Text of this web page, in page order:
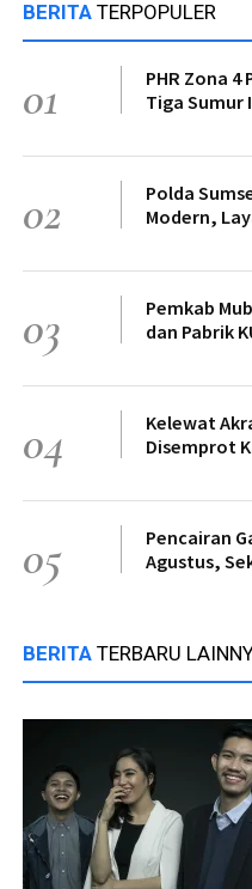
BERITA TERPOPULER
01
PHR Zona 4
Tiga Sumur
02
Polda
Modern,
03
Pemkab
dan Pabrik
04
Kelewat
Disemprot
05
Pencairan
Agustus,
BERITA TERBARU